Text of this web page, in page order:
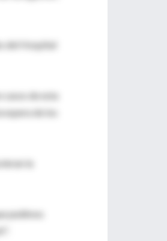
del Hospital
de esta
de los
la
pedimos